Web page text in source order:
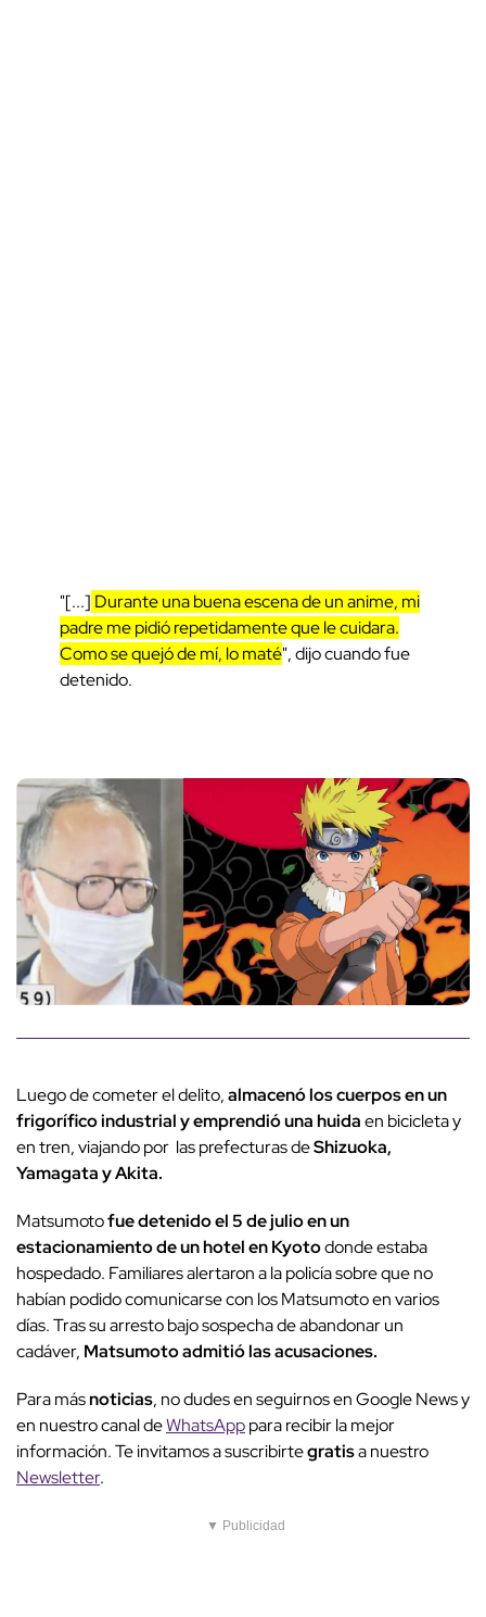
"[...] Durante una buena escena de un anime, mi
padre me pidió repetidamente que le cuidara.
Como se quejó de mí, lo maté", dijo cuando fue
detenido.
Luego de cometer el delito,almacenó los cuerpos en un
frigorífico industrial y emprendió una huidaen bicicleta y
en tren, viajando por las prefecturas deShizuoka,
Yamagata y Akita.
Matsumotofue detenido el 5 de julio en un
estacionamiento de un hotel en Kyotodonde estaba
hospedado. Familiares alertaron a la policía sobre que no
habían podido comunicarse con los Matsumoto en varios
días. Tras su arresto bajo sospecha de abandonar un
cadáver, Matsumoto admitió las acusaciones.
Para másnoticias, no dudes en seguirnos en Google News y
en nuestro canal deWhatsApppara recibir la mejor
información. Te invitamos a suscribirtegratisa nuestro
Newsletter.
▼ Publicidad